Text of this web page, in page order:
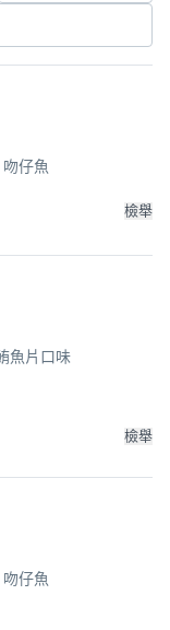
仔魚
檢舉
魚片口味
檢舉
仔魚